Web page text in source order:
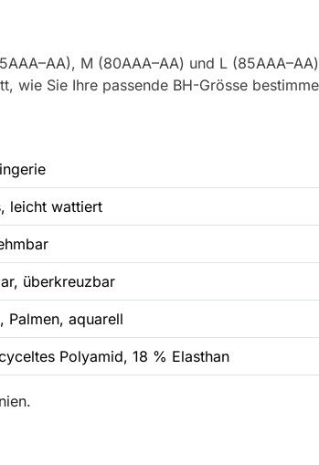
M (80AAA–AA) und L
wie Sie Ihre passende BH-Grösse
leicht wattiert
überkreuzbar
Palmen, aquarell
Polyamid, 18 % Elasthan